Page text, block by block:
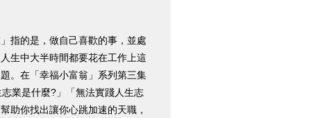
指的是，做自己喜歡的事，並處
生中大半時間都要花在工作上這
。在「幸福小富翁」系列第三集
業是什麼?」「無法實踐人生志
助你找出讓你心跳加速的天職，